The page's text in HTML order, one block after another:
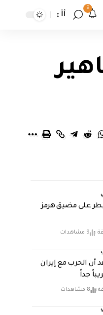
9
أأ
على مضيق هرمز
9 مشاهدات
أن الحرب مع إيران
جداً
8 مشاهدات